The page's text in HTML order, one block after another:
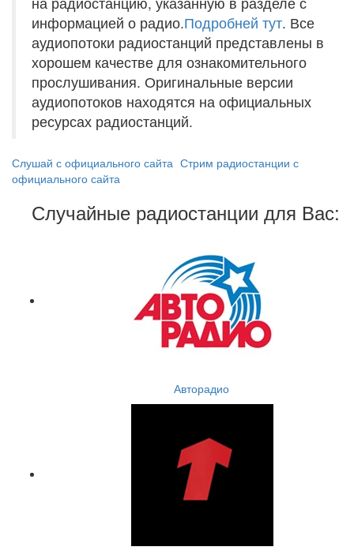
информацией о радио.Подробней тут. Все
аудиопотоки радиостанций представлены в
хорошем качестве для ознакомительного
прослушивания. Оригинальные версии
аудиопотоков находятся на официальных
ресурсах радиостанций.
Слушай с официального сайта Стрим радиостанции с
официального сайта
Случайные радиостанции для Вас:
Авторадио